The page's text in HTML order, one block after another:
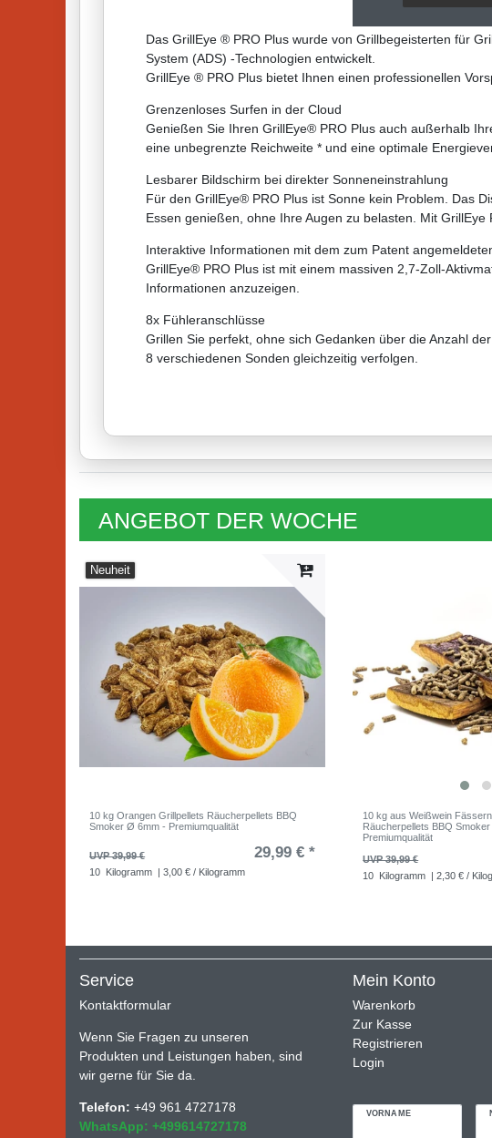
Das GrillEye ® PRO Plus wurde von Grillbegeisterten für
System (ADS) -Technologien entwickelt.
GrillEye ® PRO Plus bietet Ihnen einen professionellen
Grenzenloses Surfen in der Cloud
Genießen Sie Ihren GrillEye® PRO Plus auch außerhalb
eine unbegrenzte Reichweite * und eine optimale
Lesbarer Bildschirm bei direkter Sonneneinstrahlung
Für den GrillEye® PRO Plus ist Sonne kein Problem. Das
Essen genießen, ohne Ihre Augen zu belasten. Mit GrillEye
Interaktive Informationen mit dem zum Patent
GrillEye® PRO Plus ist mit einem massiven 2,7-Zoll-
Informationen anzuzeigen.
8x Fühleranschlüsse
Grillen Sie perfekt, ohne sich Gedanken über die Anzahl
8 verschiedenen Sonden gleichzeitig verfolgen.
ANGEBOT DER WOCHE
Neuheit
10 kg Orangen Grillpellets Räucherpellets BBQ
Smoker Ø 6mm - Premiumqualität
UVP 39,99 € 29,99 € *
10 Kilogramm | 3,00 € / Kilogramm
10 kg aus Weißwein
Räucherpellets BBQ
Premiumqualität
UVP 39,99 €
10 Kilogramm | 2,30 € /
Service
Kontaktformular
Wenn Sie Fragen zu unseren
Produkten und Leistungen haben, sind
wir gerne für Sie da.
Telefon: +49 961 4727178
WhatsApp: +499614727178
Mein Konto
Warenkorb
Zur Kasse
Registrieren
Login
VORNAME